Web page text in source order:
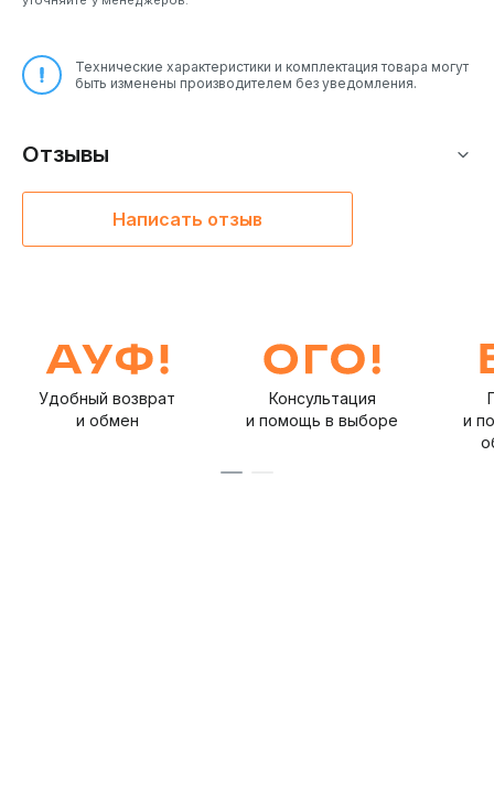
Технические характеристики и комплектация товара могут
быть изменены производителем без уведомления.
Отзывы
Написать отзыв
Удобный возврат
и обмен
Консультация
и помощь в выборе
и